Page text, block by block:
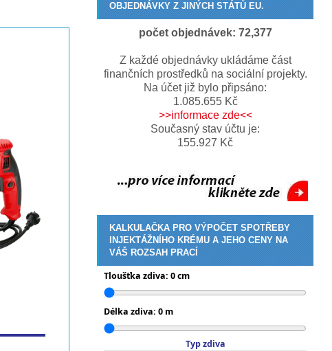
OBJEDNÁVKY Z JINÝCH STÁTŮ EU.
počet objednávek: 72,377
Z každé objednávky ukládáme část
finančních prostředků na sociální projekty.
Na účet již bylo připsáno:
1.085.655 Kč
>>informace zde<<
Současný stav účtu je:
155.927 Kč
KALKULAČKA PRO VÝPOČET SPOTŘEBY
INJEKTÁŽNÍHO KRÉMU A JEHO CENY NA
VÁŠ ROZSAH PRACÍ
Tloušťka zdiva: 0cm
Délka zdiva: 0 m
Typ zdiva